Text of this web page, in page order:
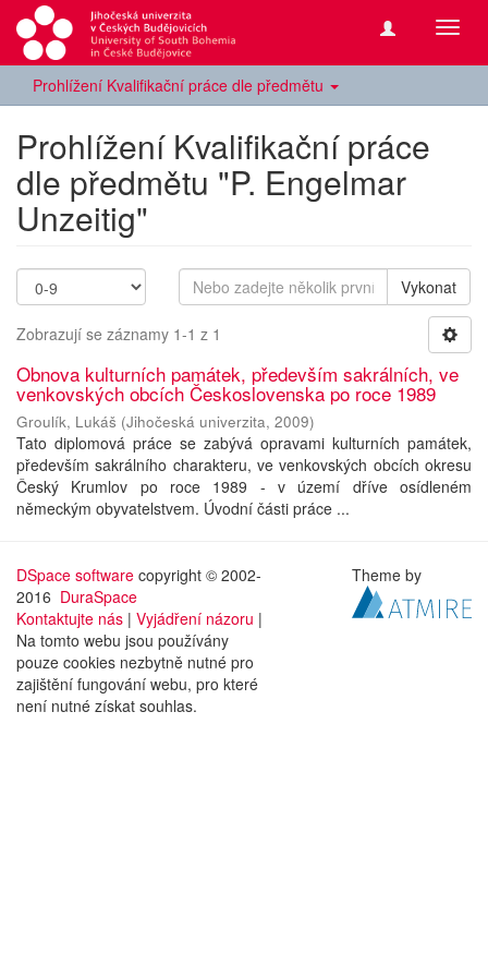
Prohlížení Kvalifikační práce dle předmětu
Prohlížení Kvalifikační práce
dle předmětu "P. Engelmar
Unzeitig"
Vykonat
Zobrazují se záznamy 1-1 z 1
Obnova kulturních památek, především sakrálních, ve
venkovských obcích Československa po roce 1989
Groulík, Lukáš (Jihočeská univerzita, 2009)
Tato diplomová práce se zabývá opravami kulturních památek,
především sakrálního charakteru, ve venkovských obcích okresu
Český Krumlov po roce 1989 - v území dříve osídleném
německým obyvatelstvem. Úvodní části práce ...
DSpace software copyright © 2002-
2016 DuraSpace
Kontaktujte nás | Vyjádření názoru |
Na tomto webu jsou používány
pouze cookies nezbytně nutné pro
zajištění fungování webu, pro které
není nutné získat souhlas.
Theme by